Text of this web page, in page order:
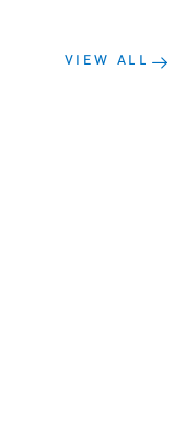
VIEW ALL